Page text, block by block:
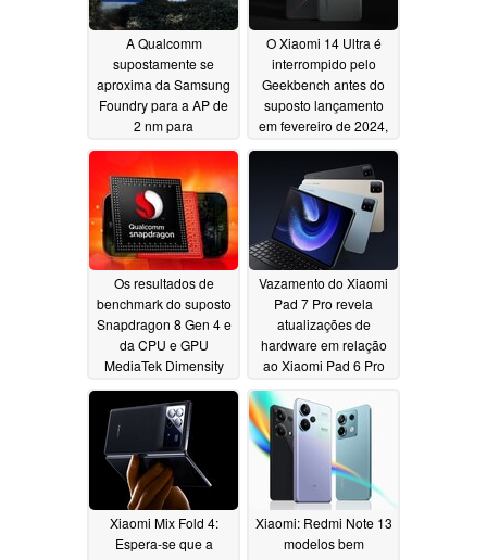
A Qualcomm
supostamente se
aproxima da Samsung
Foundry para a AP de
2 nm para
smartphones; o
vazador diz que
poderia ser o
Snapdragon 8 Gen 5
para Galaxy 02/12/2024
O Xiaomi 14 Ultra é
interrompido pelo
Geekbench antes do
suposto lançamento
em fevereiro de 2024,
em meio a alegações
de carregamento sem
fio aprimorado
01/30/2024
Os resultados de
benchmark do suposto
Snapdragon 8 Gen 4 e
da CPU e GPU
MediaTek Dimensity
9400 indicam um
desempenho insano
01/30/2024
Vazamento do Xiaomi
Pad 7 Pro revela
atualizações de
hardware em relação
ao Xiaomi Pad 6 Pro
Xiaomi Mix Fold 4:
Espera-se que a
Xiaomi: Redmi Note 13
modelos bem